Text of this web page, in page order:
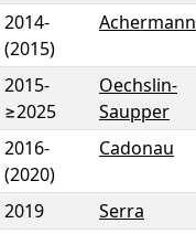
2014-
(2015)
Achermann
2015-
≥2025
Oechslin-
Saupper
2016-
(2020)
Cadonau
2019 Serra